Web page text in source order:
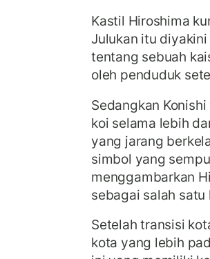
Kastil Hiroshima
Julukan itu
tentang sebuah
oleh penduduk
Sedangkan
koi selama lebih
yang jarang
simbol yang
menggambarkan
sebagai salah
Setelah transisi
kota yang lebih